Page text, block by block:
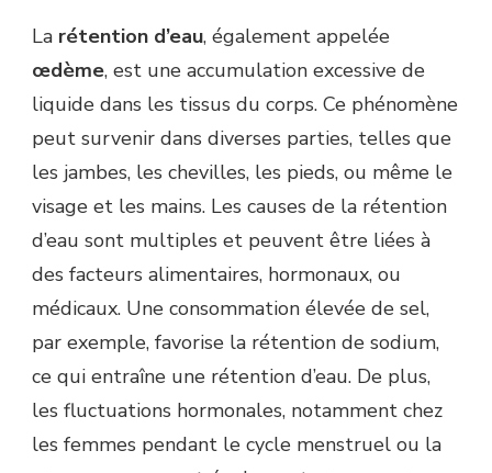
La rétention d’eau, également appelée
œdème, est une accumulation excessive de
liquide dans les tissus du corps. Ce phénomène
peut survenir dans diverses parties, telles que
les jambes, les chevilles, les pieds, ou même le
visage et les mains. Les causes de la rétention
d’eau sont multiples et peuvent être liées à
des facteurs alimentaires, hormonaux, ou
médicaux. Une consommation élevée de sel,
par exemple, favorise la rétention de sodium,
ce qui entraîne une rétention d’eau. De plus,
les fluctuations hormonales, notamment chez
les femmes pendant le cycle menstruel ou la